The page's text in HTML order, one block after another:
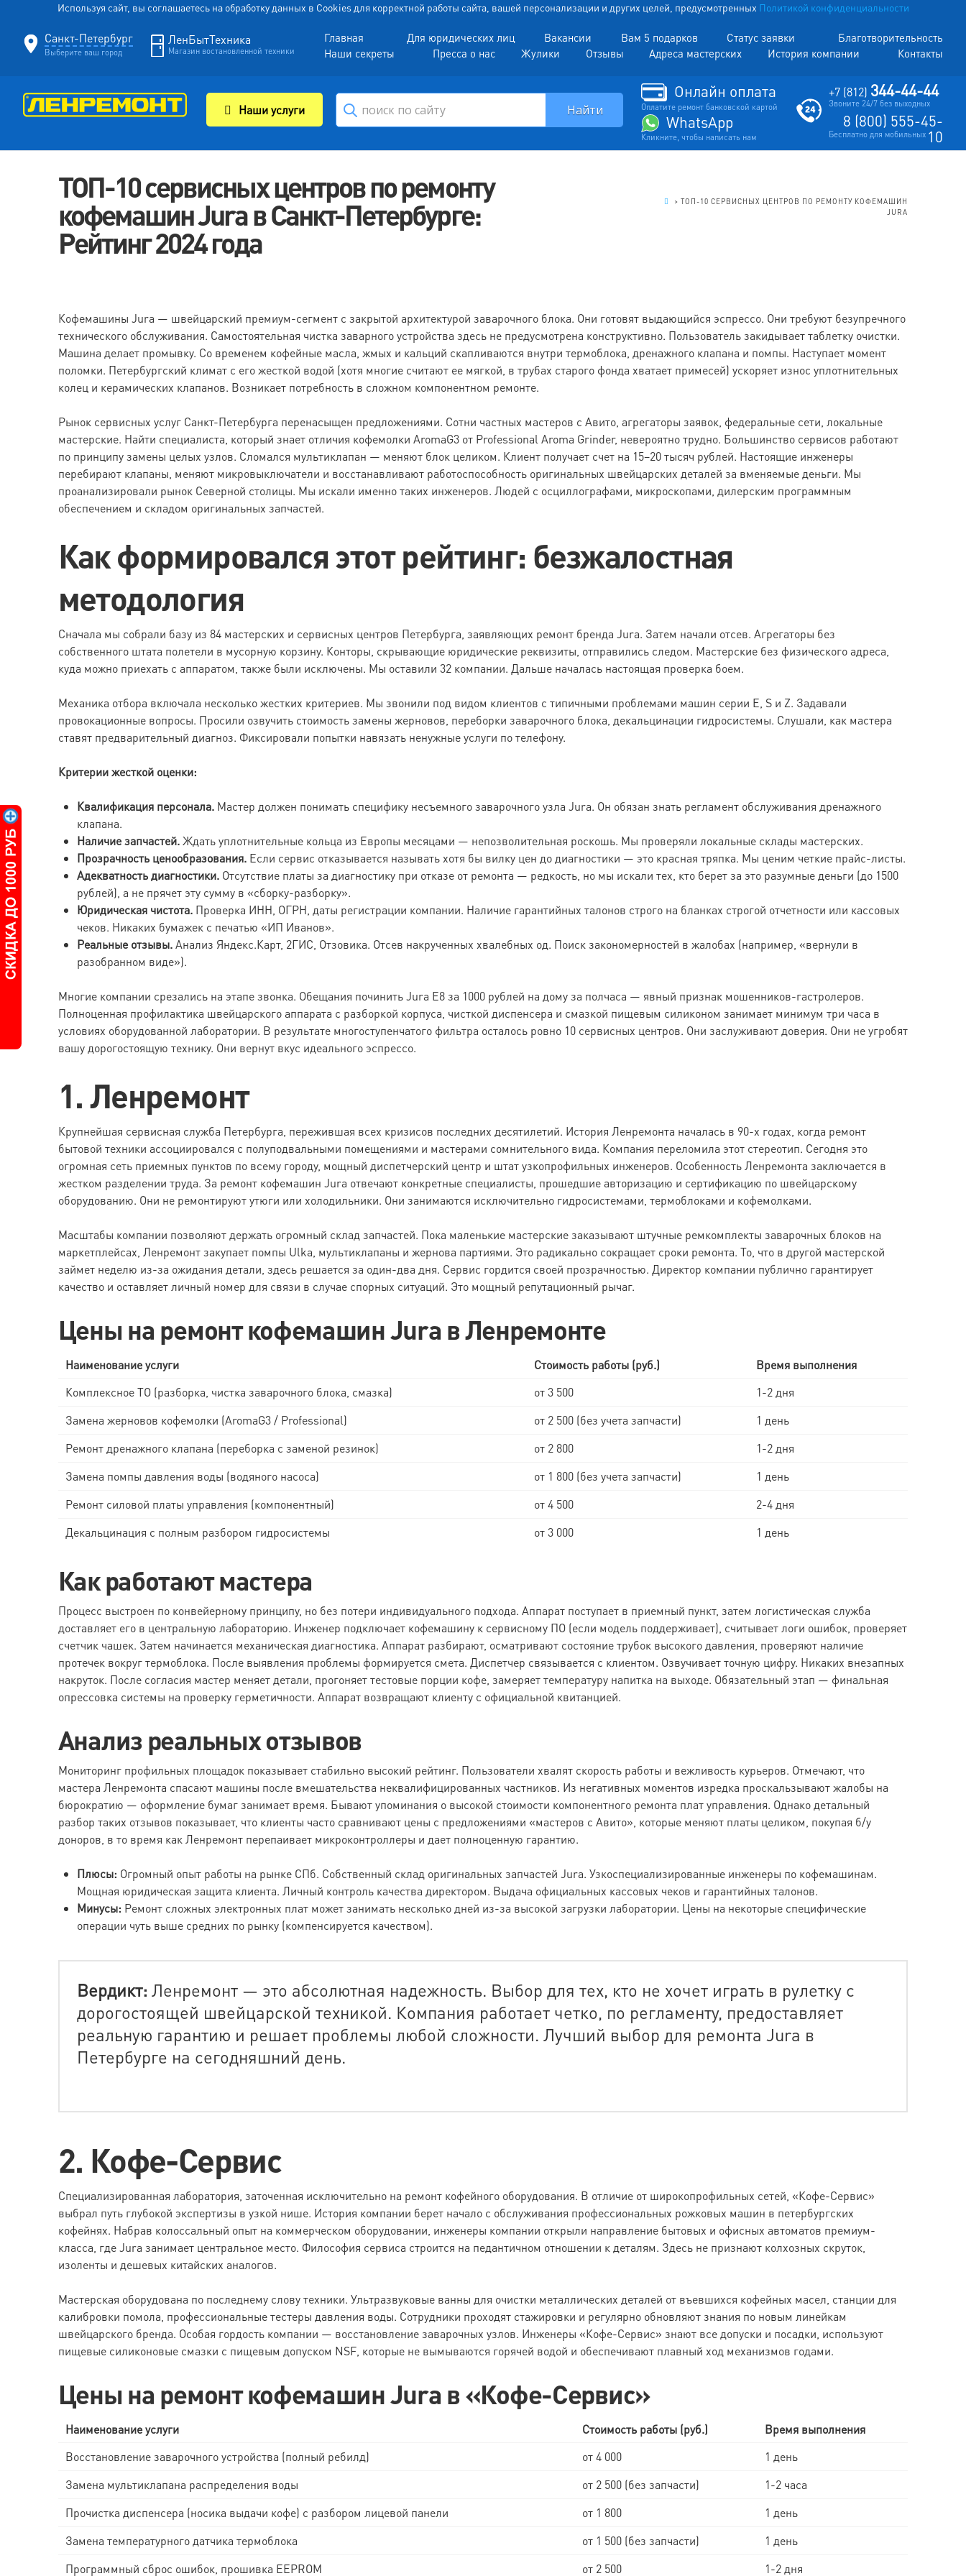
Используя сайт, вы соглашаетесь на обработку данных в Cookies для корректной работы сайта, вашей персонализации и других целей, предусмотренных Политикой конфиденциальности
Санкт-Петербург
Выберите ваш город
ЛенБытТехника
Магазин востановленной техники
Главная Для юридических лиц Вакансии Вам 5 подарков Статус заявки
Благотворительность
Наши секреты
Пресса о нас Жулики Отзывы Адреса мастерских История компании Контакты
Наши услуги
Онлайн оплата
Оплатите ремонт банковской картой
WhatsApp
Кликните, чтобы написать нам
+7 (812) 344-44-44
Звоните 24/7 без выходных
8 (800) 555-45-
10
Бесплатно для мобильных
ТОП-10 сервисных центров по ремонту
кофемашин Jura в Санкт-Петербурге:
Рейтинг 2024 года
> ТОП-10 СЕРВИСНЫХ ЦЕНТРОВ ПО РЕМОНТУ КОФЕМАШИН
JURA
Кофемашины Jura — швейцарский премиум-сегмент с закрытой архитектурой заварочного блока. Они готовят выдающийся эспрессо. Они требуют безупречного
технического обслуживания. Самостоятельная чистка заварного устройства здесь не предусмотрена конструктивно. Пользователь закидывает таблетку очистки.
Машина делает промывку. Со временем кофейные масла, жмых и кальций скапливаются внутри термоблока, дренажного клапана и помпы. Наступает момент
поломки. Петербургский климат с его жесткой водой (хотя многие считают ее мягкой, в трубах старого фонда хватает примесей) ускоряет износ уплотнительных
колец и керамических клапанов. Возникает потребность в сложном компонентном ремонте.
Рынок сервисных услуг Санкт-Петербурга перенасыщен предложениями. Сотни частных мастеров с Авито, агрегаторы заявок, федеральные сети, локальные
мастерские. Найти специалиста, который знает отличия кофемолки AromaG3 от Professional Aroma Grinder, невероятно трудно. Большинство сервисов работают
по принципу замены целых узлов. Сломался мультиклапан — меняют блок целиком. Клиент получает счет на 15–20 тысяч рублей. Настоящие инженеры
перебирают клапаны, меняют микровыключатели и восстанавливают работоспособность оригинальных швейцарских деталей за вменяемые деньги. Мы
проанализировали рынок Северной столицы. Мы искали именно таких инженеров. Людей с осциллографами, микроскопами, дилерским программным
обеспечением и складом оригинальных запчастей.
Как формировался этот рейтинг: безжалостная
методология
Сначала мы собрали базу из 84 мастерских и сервисных центров Петербурга, заявляющих ремонт бренда Jura. Затем начали отсев. Агрегаторы без
собственного штата полетели в мусорную корзину. Конторы, скрывающие юридические реквизиты, отправились следом. Мастерские без физического адреса,
куда можно приехать с аппаратом, также были исключены. Мы оставили 32 компании. Дальше началась настоящая проверка боем.
Механика отбора включала несколько жестких критериев. Мы звонили под видом клиентов с типичными проблемами машин серии E, S и Z. Задавали
провокационные вопросы. Просили озвучить стоимость замены жерновов, переборки заварочного блока, декальцинации гидросистемы. Слушали, как мастера
ставят предварительный диагноз. Фиксировали попытки навязать ненужные услуги по телефону.
Критерии жесткой оценки:
Квалификация персонала. Мастер должен понимать специфику несъемного заварочного узла Jura. Он обязан знать регламент обслуживания дренажного
клапана.
Наличие запчастей.Ждать уплотнительные кольца из Европы месяцами — непозволительная роскошь. Мы проверяли локальные склады мастерских.
Прозрачность ценообразования. Если сервис отказывается называть хотя бы вилку цен до диагностики — это красная тряпка. Мы ценим четкие прайс-листы.
Адекватность диагностики. Отсутствие платы за диагностику при отказе от ремонта — редкость, но мы искали тех, кто берет за это разумные деньги (до 1500
рублей), а не прячет эту сумму в «сборку-разборку».
Юридическая чистота. Проверка ИНН, ОГРН, даты регистрации компании. Наличие гарантийных талонов строго на бланках строгой отчетности или кассовых
чеков. Никаких бумажек с печатью «ИП Иванов».
Реальные отзывы.Анализ Яндекс.Карт, 2ГИС, Отзовика. Отсев накрученных хвалебных од. Поиск закономерностей в жалобах (например, «вернули в
разобранном виде»).
Многие компании срезались на этапе звонка. Обещания починить Jura E8 за 1000 рублей на дому за полчаса — явный признак мошенников-гастролеров.
Полноценная профилактика швейцарского аппарата с разборкой корпуса, чисткой диспенсера и смазкой пищевым силиконом занимает минимум три часа в
условиях оборудованной лаборатории. В результате многоступенчатого фильтра осталось ровно 10 сервисных центров. Они заслуживают доверия. Они не угробят
вашу дорогостоящую технику. Они вернут вкус идеального эспрессо.
1. Ленремонт
Крупнейшая сервисная служба Петербурга, пережившая всех кризисов последних десятилетий. История Ленремонта началась в 90-х годах, когда ремонт
бытовой техники ассоциировался с полуподвальными помещениями и мастерами сомнительного вида. Компания переломила этот стереотип. Сегодня это
огромная сеть приемных пунктов по всему городу, мощный диспетчерский центр и штат узкопрофильных инженеров. Особенность Ленремонта заключается в
жестком разделении труда. За ремонт кофемашин Jura отвечают конкретные специалисты, прошедшие авторизацию и сертификацию по швейцарскому
оборудованию. Они не ремонтируют утюги или холодильники. Они занимаются исключительно гидросистемами, термоблоками и кофемолками.
Масштабы компании позволяют держать огромный склад запчастей. Пока маленькие мастерские заказывают штучные ремкомплекты заварочных блоков на
маркетплейсах, Ленремонт закупает помпы Ulka, мультиклапаны и жернова партиями. Это радикально сокращает сроки ремонта. То, что в другой мастерской
займет неделю из-за ожидания детали, здесь решается за один-два дня. Сервис гордится своей прозрачностью. Директор компании публично гарантирует
качество и оставляет личный номер для связи в случае спорных ситуаций. Это мощный репутационный рычаг.
Цены на ремонт кофемашин Jura в Ленремонте
Наименование услуги Стоимость работы (руб.)
Время выполнения
Комплексное ТО (разборка, чистка заварочного блока, смазка)
от 3 500
1-2 дня
Замена жерновов кофемолки (AromaG3 / Professional)
от 2 500 (без учета запчасти)
1 день
Ремонт дренажного клапана (переборка с заменой резинок)
от 2 800
1-2 дня
Замена помпы давления воды (водяного насоса)
от 1 800 (без учета запчасти)
1 день
Ремонт силовой платы управления (компонентный)
от 4 500
2-4 дня
Декальцинация с полным разбором гидросистемы
от 3 000 1 день
Как работают мастера
Процесс выстроен по конвейерному принципу, но без потери индивидуального подхода. Аппарат поступает в приемный пункт, затем логистическая служба
доставляет его в центральную лабораторию. Инженер подключает кофемашину к сервисному ПО (если модель поддерживает), считывает логи ошибок, проверяет
счетчик чашек. Затем начинается механическая диагностика. Аппарат разбирают, осматривают состояние трубок высокого давления, проверяют наличие
протечек вокруг термоблока. После выявления проблемы формируется смета. Диспетчер связывается с клиентом. Озвучивает точную цифру. Никаких внезапных
накруток. После согласия мастер меняет детали, прогоняет тестовые порции кофе, замеряет температуру напитка на выходе. Обязательный этап — финальная
опрессовка системы на проверку герметичности. Аппарат возвращают клиенту с официальной квитанцией.
Анализ реальных отзывов
Мониторинг профильных площадок показывает стабильно высокий рейтинг. Пользователи хвалят скорость работы и вежливость курьеров. Отмечают, что
мастера Ленремонта спасают машины после вмешательства неквалифицированных частников. Из негативных моментов изредка проскальзывают жалобы на
бюрократию — оформление бумаг занимает время. Бывают упоминания о высокой стоимости компонентного ремонта плат управления. Однако детальный
разбор таких отзывов показывает, что клиенты часто сравнивают цены с предложениями «мастеров с Авито», которые меняют платы целиком, покупая б/у
доноров, в то время как Ленремонт перепаивает микроконтроллеры и дает полноценную гарантию.
Плюсы: Огромный опыт работы на рынке СПб. Собственный склад оригинальных запчастей Jura. Узкоспециализированные инженеры по кофемашинам.
Мощная юридическая защита клиента. Личный контроль качества директором. Выдача официальных кассовых чеков и гарантийных талонов.
Минусы: Ремонт сложных электронных плат может занимать несколько дней из-за высокой загрузки лаборатории. Цены на некоторые специфические
операции чуть выше средних по рынку (компенсируется качеством).
Вердикт: Ленремонт — это абсолютная надежность. Выбор для тех, кто не хочет играть в рулетку с
дорогостоящей швейцарской техникой. Компания работает четко, по регламенту, предоставляет
реальную гарантию и решает проблемы любой сложности. Лучший выбор для ремонта Jura в
Петербурге на сегодняшний день.
2. Кофе-Сервис
Специализированная лаборатория, заточенная исключительно на ремонт кофейного оборудования. В отличие от широкопрофильных сетей, «Кофе-Сервис»
выбрал путь глубокой экспертизы в узкой нише. История компании берет начало с обслуживания профессиональных рожковых машин в петербургских
кофейнях. Набрав колоссальный опыт на коммерческом оборудовании, инженеры компании открыли направление бытовых и офисных автоматов премиум-
класса, где Jura занимает центральное место. Философия сервиса строится на педантичном отношении к деталям. Здесь не признают колхозных скруток,
изоленты и дешевых китайских аналогов.
Мастерская оборудована по последнему слову техники. Ультразвуковые ванны для очистки металлических деталей от въевшихся кофейных масел, станции для
калибровки помола, профессиональные тестеры давления воды. Сотрудники проходят стажировки и регулярно обновляют знания по новым линейкам
швейцарского бренда. Особая гордость компании — восстановление заварочных узлов. Инженеры «Кофе-Сервис» знают все допуски и посадки, используют
пищевые силиконовые смазки с пищевым допуском NSF, которые не вымываются горячей водой и обеспечивают плавный ход механизмов годами.
Цены на ремонт кофемашин Jura в «Кофе-Сервис»
Наименование услуги Стоимость работы (руб.)
Время выполнения
Восстановление заварочного устройства (полный ребилд)
от 4 000
1 день
Замена мультиклапана распределения воды
от 2 500 (без запчасти)
1-2 часа
Прочистка диспенсера (носика выдачи кофе) с разбором лицевой панели
от 1 800
1 день
Замена температурного датчика термоблока
от 1 500 (без запчасти)
1 день
Программный сброс ошибок, прошивка EEPROM
от 2 500 1-2 дня